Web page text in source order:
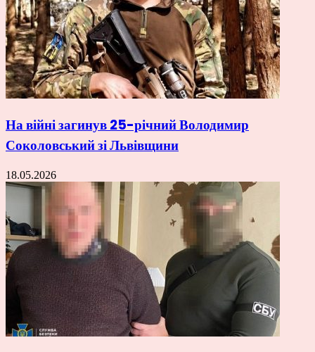
На війні загинув 25-річний Володимир
Соколовський зі Львівщини
18.05.2026